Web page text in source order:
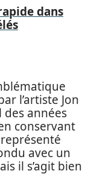
dans
l’artiste Jon
des années
conservant
représenté
avec un
il s’agit bien